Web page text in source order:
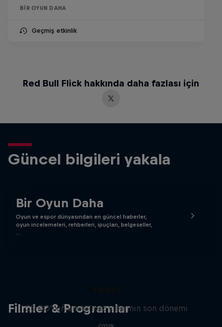
BIR OYUN DAHA
Geçmiş etkinlik
Red Bull Flick hakkında daha fazlası için
Güncel bilgileri yakala
Bir Oyun Daha
Oyun ve espor dünyasından en güncel haberler,
oyun incelemeleri, rehberleri, ipuçları, belgeseller,
Filmler & Programlar
CS:GO'nun unutulmaz yıllarının son dönemi
OYUN